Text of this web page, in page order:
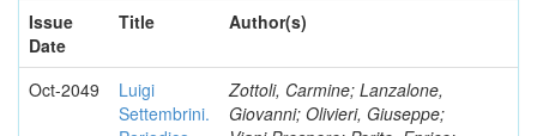
Issue
Date
Title Author(s)
Oct-2049
Luigi
Settembrini.
Zottoli, Carmine; Lanzalone,
Giovanni; Olivieri, Giuseppe;